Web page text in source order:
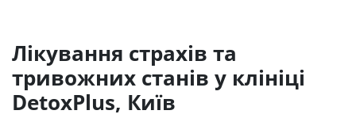
Лікування страхів та
тривожних станів у клініці
DetoxPlus, Київ